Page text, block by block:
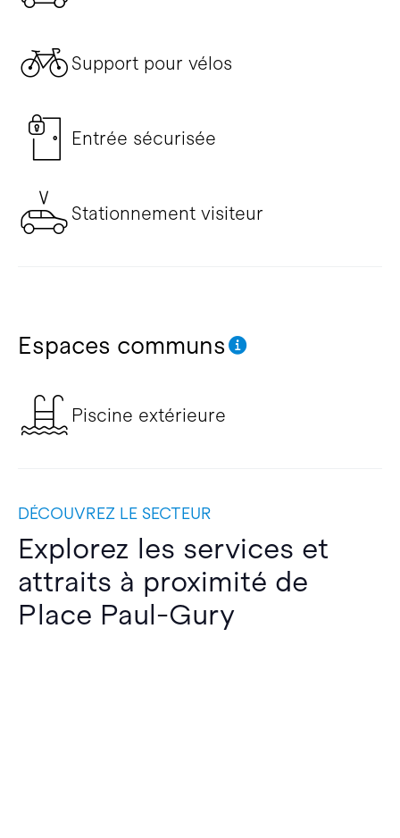
Support pour vélos
Entrée sécurisée
Stationnement visiteur
Espaces communs
Piscine extérieure
DÉCOUVREZ LE SECTEUR
Explorez les services et
attraits à proximité de
Place Paul-Gury